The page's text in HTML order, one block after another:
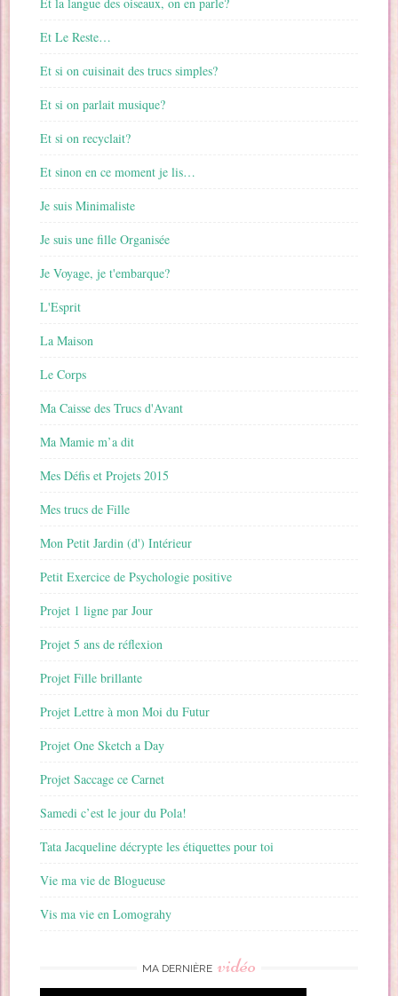
Et Le Reste…
Et si on cuisinait des trucs simples?
Et si on parlait musique?
Et si on recyclait?
Et sinon en ce moment je lis…
Je suis Minimaliste
Je suis une fille Organisée
Je Voyage, je t'embarque?
L'Esprit
La Maison
Le Corps
Ma Caisse des Trucs d'Avant
Ma Mamie m’a dit
Mes Défis et Projets 2015
Mes trucs de Fille
Mon Petit Jardin (d') Intérieur
Petit Exercice de Psychologie positive
Projet 1 ligne par Jour
Projet 5 ans de réflexion
Projet Fille brillante
Projet Lettre à mon Moi du Futur
Projet One Sketch a Day
Projet Saccage ce Carnet
Samedi c’est le jour du Pola!
Tata Jacqueline décrypte les étiquettes pour toi
Vie ma vie de Blogueuse
Vis ma vie en Lomograhy
MA DERNIÈRE vidéo